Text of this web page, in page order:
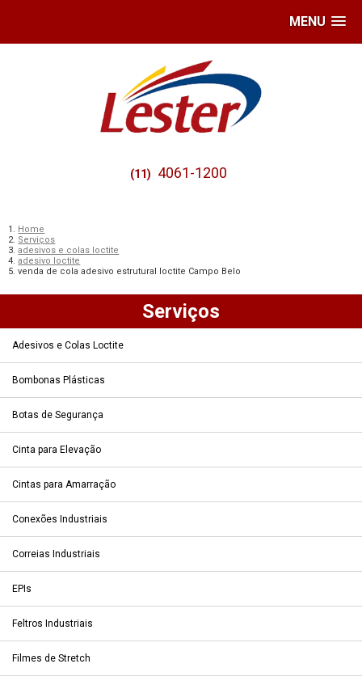
MENU
(11) 4061-1200
Home
Serviços
adesivos e colas loctite
adesivo loctite
venda de cola adesivo estrutural loctite Campo Belo
Serviços
Adesivos e Colas Loctite
Bombonas Plásticas
Botas de Segurança
Cinta para Elevação
Cintas para Amarração
Conexões Industriais
Correias Industriais
EPIs
Feltros Industriais
Filmes de Stretch